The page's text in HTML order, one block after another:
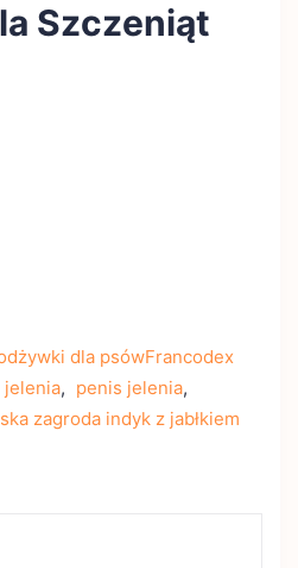
Szczeniąt
dla psówFrancodex
jelenia, penis jelenia,
zagroda indyk z jabłkiem